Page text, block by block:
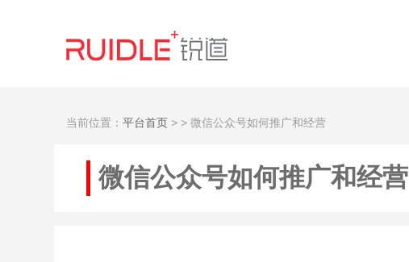
当前位置： 平台首页 > > 微信公众号如何推广和经营
微信公众号如何推广和经营